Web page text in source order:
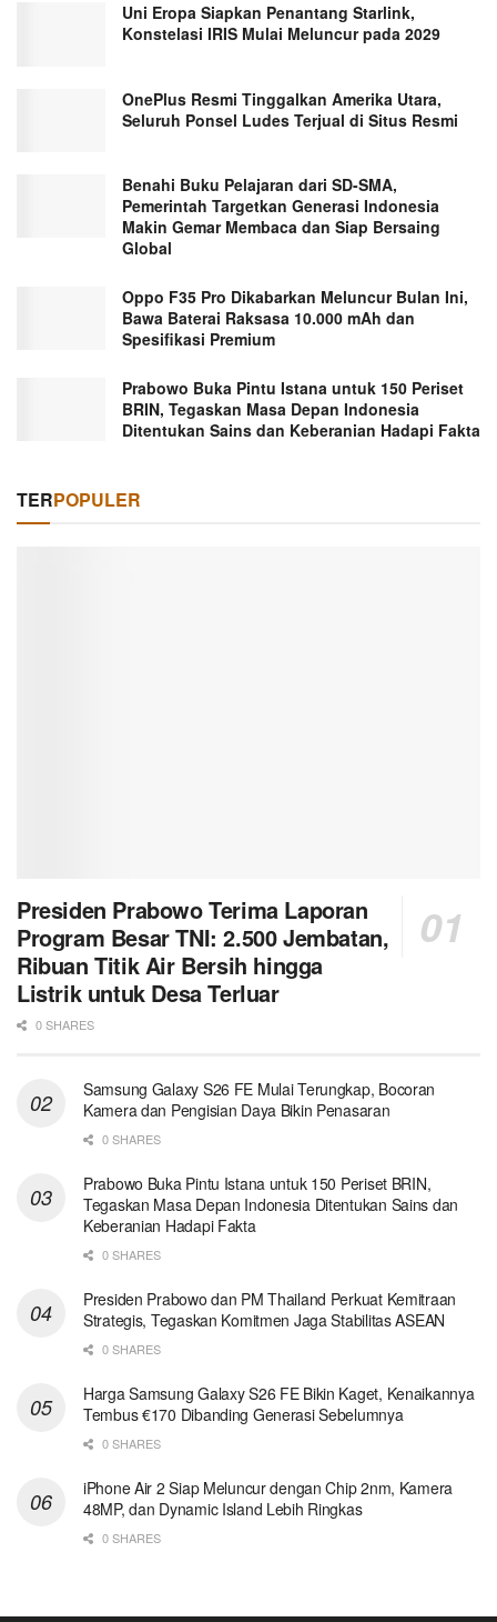
Uni Eropa Siapkan Penantang Starlink,
Konstelasi IRIS Mulai Meluncur pada 2029
OnePlus Resmi Tinggalkan Amerika Utara,
Seluruh Ponsel Ludes Terjual di Situs Resmi
Benahi Buku Pelajaran dari SD-SMA,
Pemerintah Targetkan Generasi Indonesia
Makin Gemar Membaca dan Siap Bersaing
Global
Oppo F35 Pro Dikabarkan Meluncur Bulan Ini,
Bawa Baterai Raksasa 10.000 mAh dan
Spesifikasi Premium
Prabowo Buka Pintu Istana untuk 150 Periset
BRIN, Tegaskan Masa Depan Indonesia
Ditentukan Sains dan Keberanian Hadapi Fakta
TERPOPULER
Presiden Prabowo Terima Laporan
Program Besar TNI: 2.500 Jembatan,
Ribuan Titik Air Bersih hingga
Listrik untuk Desa Terluar
0 SHARES
Samsung Galaxy S26 FE Mulai Terungkap, Bocoran
Kamera dan Pengisian Daya Bikin Penasaran
0 SHARES
Prabowo Buka Pintu Istana untuk 150 Periset BRIN,
Tegaskan Masa Depan Indonesia Ditentukan Sains dan
Keberanian Hadapi Fakta
0 SHARES
Presiden Prabowo dan PM Thailand Perkuat Kemitraan
Strategis, Tegaskan Komitmen Jaga Stabilitas ASEAN
0 SHARES
Harga Samsung Galaxy S26 FE Bikin Kaget, Kenaikannya
Tembus €170 Dibanding Generasi Sebelumnya
0 SHARES
iPhone Air 2 Siap Meluncur dengan Chip 2nm, Kamera
48MP, dan Dynamic Island Lebih Ringkas
0 SHARES